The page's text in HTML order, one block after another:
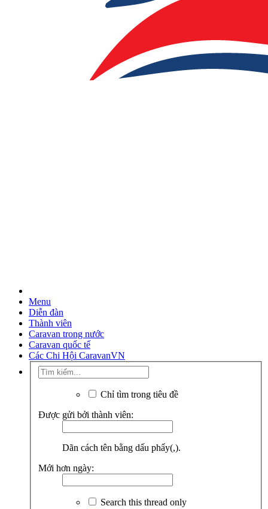
Menu
Diễn đàn
Thành viên
Caravan trong nước
Caravan quốc tế
Các Chi Hội CaravanVN
Chỉ tìm trong tiêu đề
Được gửi bởi thành viên:
Dãn cách tên bằng dấu phẩy(,).
Mới hơn ngày:
Search this thread only